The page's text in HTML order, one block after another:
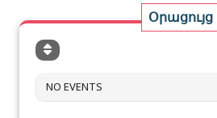
Օրացույց
NO EVENTS